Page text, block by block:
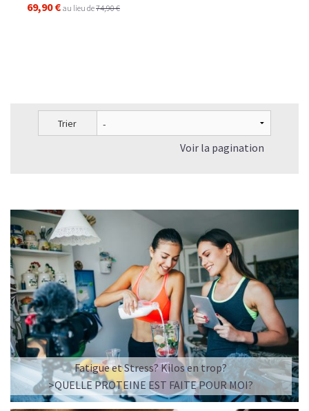
69,90 € au lieu de74,90 €
Trier
Voir la pagination
Fatigue et Stress? Kilos en trop?
>QUELLE PROTEINE EST FAITE POUR MOI?